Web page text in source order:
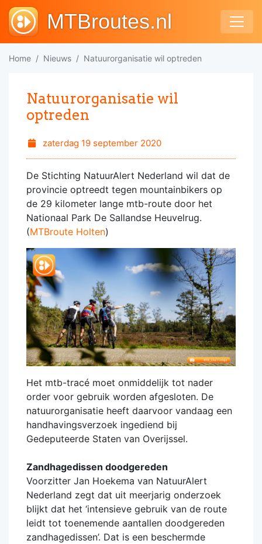
MTBroutes.nl
Home Nieuws Natuurorganisatie wil optreden
Natuurorganisatie wil
optreden
zaterdag 19 september 2020
De Stichting NatuurAlert Nederland wil dat de
provincie optreedt tegen mountainbikers op
de 29 kilometer lange mtb-route door het
Nationaal Park De Sallandse Heuvelrug.
(MTBroute Holten)
Het mtb-tracé moet onmiddelijk tot nader
order voor gebruik worden afgesloten. De
natuurorganisatie heeft daarvoor vandaag een
handhavingsverzoek ingediend bij
Gedeputeerde Staten van Overijssel.
Zandhagedissen doodgereden
Voorzitter Jan Hoekema van NatuurAlert
Nederland zegt dat uit meerjarig onderzoek
blijkt dat het ‘intensieve gebruik van de route
leidt tot toenemende aantallen doodgereden
zandhagedissen’. Dat is een beschermde